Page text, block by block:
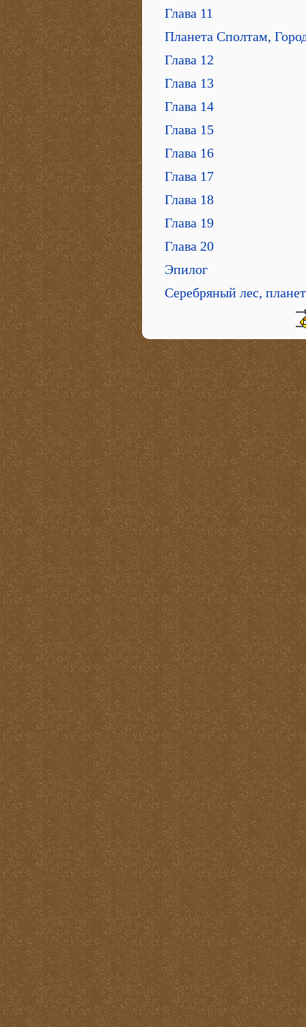
Глава 11
Планета Сполтам,
Глава 12
Глава 13
Глава 14
Глава 15
Глава 16
Глава 17
Глава 18
Глава 19
Глава 20
Эпилог
Серебряный лес,